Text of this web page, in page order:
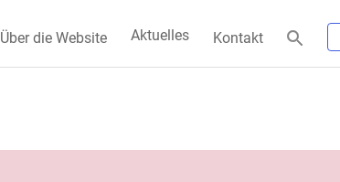
Über die Website Aktuelles Kontakt